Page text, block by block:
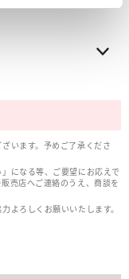
います。予めご了承くださ
になる等、ご要望にお応えで
売店へご連絡のうえ、商談を
よろしくお願いいたします。